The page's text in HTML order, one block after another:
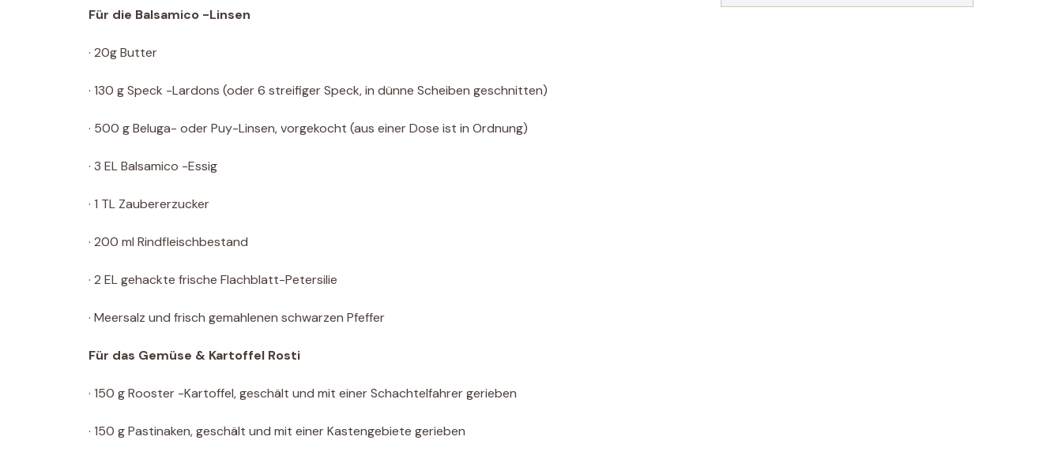
Für die Balsamico -Linsen
· 20g Butter
· 130 g Speck -Lardons (oder 6 streifiger Speck, in dünne Scheiben geschnitten)
· 500 g Beluga- oder Puy-Linsen, vorgekocht (aus einer Dose ist in Ordnung)
· 3 EL Balsamico -Essig
· 1 TL Zaubererzucker
· 200 ml Rindfleischbestand
· 2 EL gehackte frische Flachblatt-Petersilie
· Meersalz und frisch gemahlenen schwarzen Pfeffer
Für das Gemüse & Kartoffel Rosti
· 150 g Rooster -Kartoffel, geschält und mit einer Schachtelfahrer gerieben
· 150 g Pastinaken, geschält und mit einer Kastengebiete gerieben